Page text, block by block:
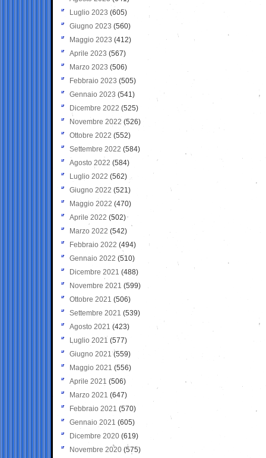
Luglio 2023 (605)
Giugno 2023 (560)
Maggio 2023 (412)
Aprile 2023 (567)
Marzo 2023 (506)
Febbraio 2023 (505)
Gennaio 2023 (541)
Dicembre 2022 (525)
Novembre 2022 (526)
Ottobre 2022 (552)
Settembre 2022 (584)
Agosto 2022 (584)
Luglio 2022 (562)
Giugno 2022 (521)
Maggio 2022 (470)
Aprile 2022 (502)
Marzo 2022 (542)
Febbraio 2022 (494)
Gennaio 2022 (510)
Dicembre 2021 (488)
Novembre 2021 (599)
Ottobre 2021 (506)
Settembre 2021 (539)
Agosto 2021 (423)
Luglio 2021 (577)
Giugno 2021(559)
Maggio 2021 (556)
Aprile 2021 (506)
Marzo 2021 (647)
Febbraio 2021 (570)
Gennaio 2021 (605)
Dicembre 2020 (619)
Novembre 2020 (575)